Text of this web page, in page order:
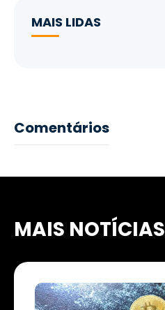
MAIS LIDAS
Comentários
MAIS NOTÍCIAS